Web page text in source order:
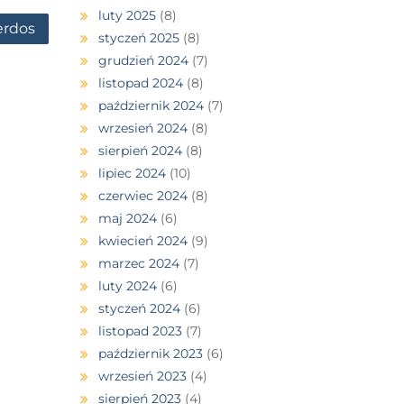
luty 2025(8)
styczeń 2025(8)
grudzień 2024(7)
listopad 2024(8)
październik 2024(7)
wrzesień 2024(8)
sierpień 2024(8)
lipiec 2024(10)
czerwiec 2024(8)
maj 2024(6)
kwiecień 2024(9)
marzec 2024(7)
luty 2024(6)
styczeń 2024(6)
listopad 2023(7)
październik 2023(6)
wrzesień 2023(4)
sierpień 2023(4)